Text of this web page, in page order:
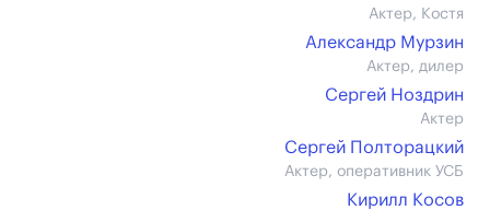
Актер, Костя
Александр Мурзин
Актер, дилер
Сергей Ноздрин
Актер
Сергей Полторацкий
Актер, оперативник УСБ
Кирилл Косов